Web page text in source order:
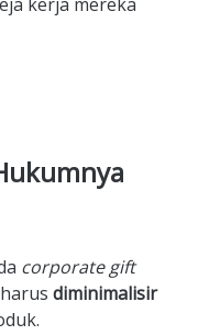
corporate gift
diminimalisir